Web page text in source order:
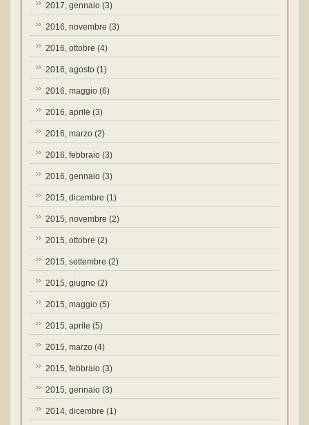
2017, gennaio (3)
2016, novembre (3)
2016, ottobre (4)
2016, agosto (1)
2016, maggio (6)
2016, aprile (3)
2016, marzo (2)
2016, febbraio (3)
2016, gennaio (3)
2015, dicembre (1)
2015, novembre (2)
2015, ottobre (2)
2015, settembre (2)
2015, giugno (2)
2015, maggio (5)
2015, aprile (5)
2015, marzo (4)
2015, febbraio (3)
2015, gennaio (3)
2014, dicembre (1)